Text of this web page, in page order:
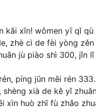
kāi xīn! wǒmen yī qǐ
zhè cì de fèi yòng zěn
jù piào shì 300, jǐn
píng jūn měi rén
xià de kě yǐ
xìn huò zhī fù zhǎo